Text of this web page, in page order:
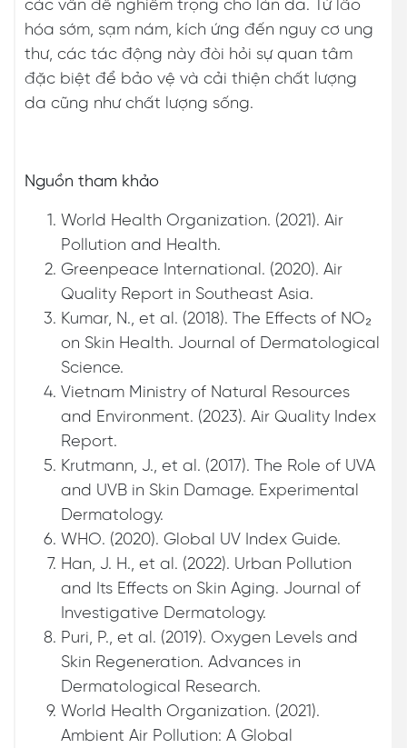
các vấn đề nghiêm trọng cho làn da. Từ lão
hóa sớm, sạm nám, kích ứng đến nguy cơ ung
thư, các tác động này đòi hỏi sự quan tâm
đặc biệt để bảo vệ và cải thiện chất lượng
da cũng như chất lượng sống.
Nguồn tham khảo
World Health Organization. (2021). Air
Pollution and Health.
Greenpeace International. (2020). Air
Quality Report in Southeast Asia.
Kumar, N., et al. (2018). The Effects of NO₂
on Skin Health. Journal of Dermatological
Science.
Vietnam Ministry of Natural Resources
and Environment. (2023). Air Quality Index
Report.
Krutmann, J., et al. (2017). The Role of UVA
and UVB in Skin Damage. Experimental
Dermatology.
WHO. (2020). Global UV Index Guide.
Han, J. H., et al. (2022). Urban Pollution
and Its Effects on Skin Aging. Journal of
Investigative Dermatology.
Puri, P., et al. (2019). Oxygen Levels and
Skin Regeneration. Advances in
Dermatological Research.
World Health Organization. (2021).
Ambient Air Pollution: A Global